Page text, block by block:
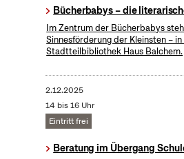
Bücherbabys – die
Im Zentrum der Bücherbabys
Sinnesförderung der Kleinsten –
Stadtteilbibliothek Haus Balchem.
2.12.2025
14 bis 16 Uhr
Eintritt frei
Beratung im Übergang